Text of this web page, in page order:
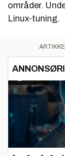
områder.
Linux-tuning.